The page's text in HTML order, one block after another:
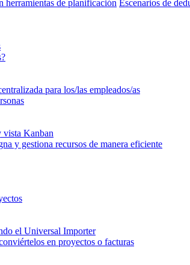
herramientas de planificación Escenarios de
para los/las empleados/as
vista Kanban
y gestiona recursos de manera eficiente
el Universal Importer
en proyectos o facturas